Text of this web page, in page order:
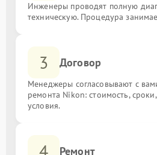
Инженеры проводят полную
техническую. Процедура
3 Договор
Менеджеры согласовывают с
ремонта Nikon: стоимость,
условия.
Ремонт